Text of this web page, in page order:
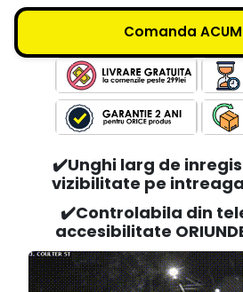
Comanda ACUM
✔️Unghi larg de
vizibilitate pe
✔️Controlabila din
accesibilitate